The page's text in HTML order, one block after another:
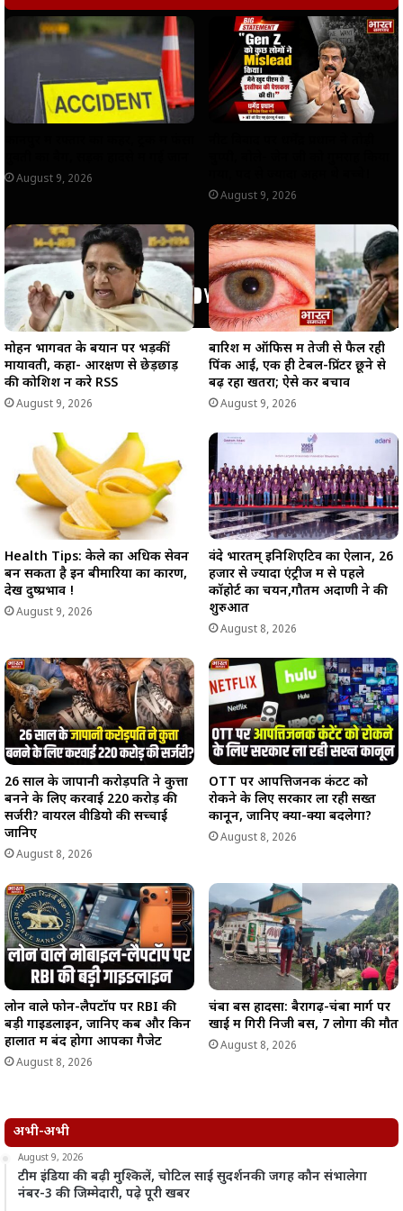
A
p
o
o
k
r
m
i
n
k
August 9, 2026
August 9, 2026
मोहन भागवत के बयान पर भड़कीं
मायावती, कहा- आरक्षण से छेड़छाड़
की कोशिश न करे RSS
August 9, 2026
बारिश में ऑफिस में तेजी से फैल रही
पिंक आई, एक ही टेबल-प्रिंटर छूने से
बढ़ रहा खतरा; ऐसे करें बचाव
August 9, 2026
Health Tips: केले का अधिक सेवन
बन सकता है इन बीमारियों का कारण,
देखें दुष्प्रभाव !
August 9, 2026
वंदे भारतम् इनिशिएटिव का ऐलान, 26
हजार से ज्यादा एंट्रीज में से पहले
कॉहोर्ट का चयन,गौतम अदाणी ने की
शुरुआत
August 8, 2026
26 साल के जापानी करोड़पति ने कुत्ता
बनने के लिए करवाई 220 करोड़ की
सर्जरी? वायरल वीडियो की सच्चाई
जानिए
August 8, 2026
OTT पर आपत्तिजनक कंटेंट को
रोकने के लिए सरकार ला रही सख्त
कानून, जानिए क्या-क्या बदलेगा?
August 8, 2026
लोन वाले फोन-लैपटॉप पर RBI की
बड़ी गाइडलाइन, जानिए कब और किन
हालात में बंद होगा आपका गैजेट
August 8, 2026
चंबा बस हादसा: बैरागढ़-चंबा मार्ग पर
खाई में गिरी निजी बस, 7 लोगों की मौत
August 8, 2026
अभी-अभी
August 9, 2026
टीम इंडिया की बढ़ी मुश्किलें, चोटिल साई सुदर्शनकी जगह कौन संभालेगा
नंबर-3 की जिम्मेदारी, पढ़े पूरी खबर